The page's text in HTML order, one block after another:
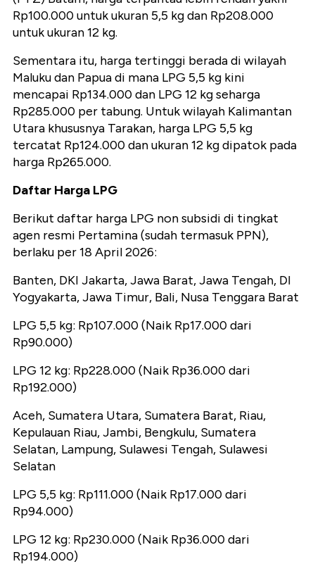
Rp100.000 untuk ukuran 5,5 kg dan Rp208.000
untuk ukuran 12 kg.
Sementara itu, harga tertinggi berada di wilayah
Maluku dan Papua di mana LPG 5,5 kg kini
mencapai Rp134.000 dan LPG 12 kg seharga
Rp285.000 per tabung. Untuk wilayah Kalimantan
Utara khususnya Tarakan, harga LPG 5,5 kg
tercatat Rp124.000 dan ukuran 12 kg dipatok pada
harga Rp265.000.
Daftar Harga LPG
Berikut daftar harga LPG non subsidi di tingkat
agen resmi Pertamina (sudah termasuk PPN),
berlaku per 18 April 2026:
Banten, DKI Jakarta, Jawa Barat, Jawa Tengah, DI
Yogyakarta, Jawa Timur, Bali, Nusa Tenggara Barat
LPG 5,5 kg: Rp107.000 (Naik Rp17.000 dari
Rp90.000)
LPG 12 kg: Rp228.000 (Naik Rp36.000 dari
Rp192.000)
Aceh, Sumatera Utara, Sumatera Barat, Riau,
Kepulauan Riau, Jambi, Bengkulu, Sumatera
Selatan, Lampung, Sulawesi Tengah, Sulawesi
Selatan
LPG 5,5 kg: Rp111.000 (Naik Rp17.000 dari
Rp94.000)
LPG 12 kg: Rp230.000 (Naik Rp36.000 dari
Rp194.000)